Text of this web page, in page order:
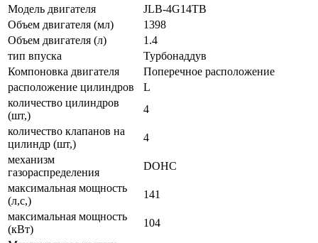
Модель двигателя
JLB-4G14TB
Объем двигателя (мл)
1398
Объем двигателя (л)
1.4
тип впуска
Турбонаддув
Компоновка двигателя
Поперечное расположение
расположение цилиндров
L
количество цилиндров
(шт,)
4
количество клапанов на
цилиндр (шт,)
4
механизм
газораспределения
DOHC
максимальная мощность
(л,с,)
141
максимальная мощность
(кВт)
104